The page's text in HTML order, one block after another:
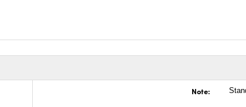
Note: